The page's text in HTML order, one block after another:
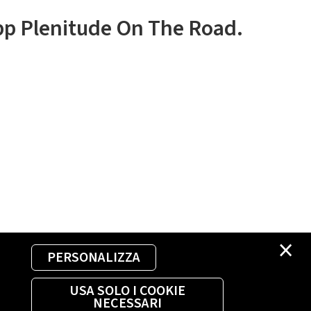
×
PERSONALIZZA
USA SOLO I COOKIE
NECESSARI
Plenitude On The Road.